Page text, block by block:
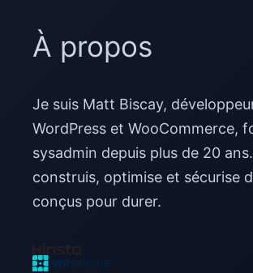
À propos
Je suis Matt Biscay,
WordPress et WooCommerce,
sysadmin depuis plus de 20
construis, optimise et sécurise
conçus pour durer.